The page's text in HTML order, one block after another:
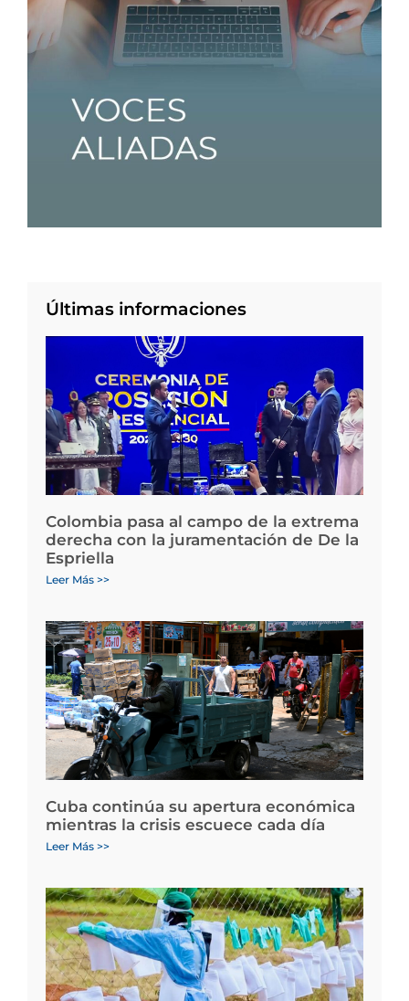
Últimas informaciones
Colombia pasa al campo de la extrema
derecha con la juramentación de De la
Espriella
Leer Más >>
Cuba continúa su apertura económica
mientras la crisis escuece cada día
Leer Más >>